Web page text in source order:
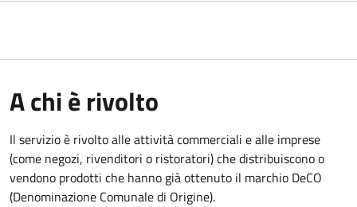
A chi è rivolto
Il servizio è rivolto alle attività commerciali e alle imprese
(come negozi, rivenditori o ristoratori) che distribuiscono o
vendono prodotti che hanno già ottenuto il marchio DeCO
(Denominazione Comunale di Origine).